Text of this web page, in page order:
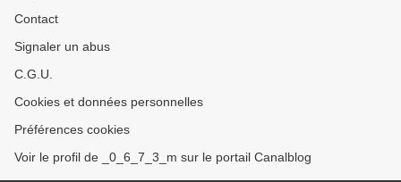
Contact
Signaler un abus
C.G.U.
Cookies et données personnelles
Préférences cookies
Voir le profil de _0_6_7_3_m sur le portail Canalblog